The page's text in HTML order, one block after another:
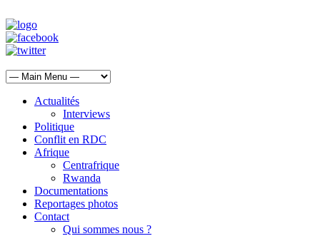
Actualités
Interviews
Politique
Conflit en RDC
Afrique
Centrafrique
Rwanda
Documentations
Reportages photos
Contact
Qui sommes nous ?